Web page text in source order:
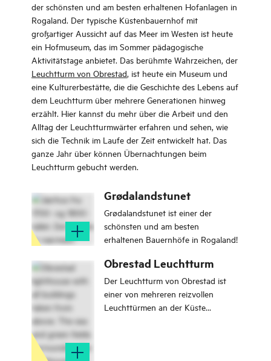
der schönsten und am besten erhaltenen Hofanlagen in
Rogaland. Der typische Küstenbauernhof mit
großartiger Aussicht auf das Meer im Westen ist heute
ein Hofmuseum, das im Sommer pädagogische
Aktivitätstage anbietet. Das berühmte Wahrzeichen, der
Leuchtturm von Obrestad, ist heute ein Museum und
eine Kulturerbestätte, die die Geschichte des Lebens auf
dem Leuchtturm über mehrere Generationen hinweg
erzählt. Hier kannst du mehr über die Arbeit und den
Alltag der Leuchtturmwärter erfahren und sehen, wie
sich die Technik im Laufe der Zeit entwickelt hat. Das
ganze Jahr über können Übernachtungen beim
Leuchtturm gebucht werden.
Grødalandstunet
Grødalandstunet ist einer der
schönsten und am besten
erhaltenen Bauernhöfe in Rogaland!
Obrestad Leuchtturm
Der Leuchtturm von Obrestad ist
einer von mehreren reizvollen
Leuchttürmen an der Küste